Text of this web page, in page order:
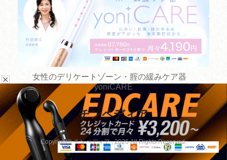
お悩みから探す
手術方法から探す
病院を探す
手術以外の治療から探す
✕
女性のデリケートゾーン・腟の緩みケア器
yoniCARE
チンペディア
Copyright© チンペディア , 2026 All Rights Reserved.